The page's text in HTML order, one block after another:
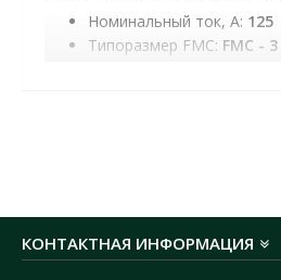
Номинальный ток, А: 125
Типоразмер FMC: FMC - 3
Вес продукта, kg:1.9
Объем, м3:107.00
Ширина, см:166.00
КОНТАКТНАЯ ИНФОРМАЦИЯ